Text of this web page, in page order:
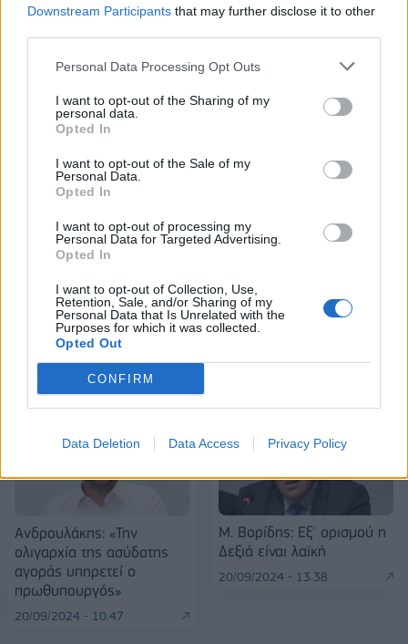
Downstream Participants that may further disclose it to other
Personal Data Processing Opt Outs
I want to opt-out of the Sharing of my
personal data.
Opted In
I want to opt-out of the Sale of my
Personal Data.
Opted In
I want to opt-out of processing my
Personal Data for Targeted Advertising.
Opted In
I want to opt-out of Collection, Use,
Retention, Sale, and/or Sharing of my
Personal Data that Is Unrelated with the
Purposes for which it was collected.
Opted Out
CONFIRM
Data Deletion Data Access Privacy Policy
Το FIAT 500 Hybrid τώρα από
Ατρόμητος και Novibet
συνεργασίας τους μέχρι το
18η συνεχόμενη χρονιά για τον ΟΤΕ στη διεθνή σειρά δεικτών
FTSE4Good
Alpha Bank: Για πρώτη φορά το Αρχαίο Θέατρο Επιδαύρου άνοιξε τις
πύλες του σε όλους
ΠΕΡΙΣΣΌΤΕΡΑ ΣΕ ΑΥΤΉ ΤΗΝ ΚΑΤΗΓΟΡΊΑ
Ανδρουλάκης: «Την
ολιγαρχία της ασύδοτης
αγοράς υπηρετεί ο
πρωθυπουργός»
20/09/2024 - 10:47
Μ. Βορίδης: Εξ' ορισμού η
Δεξιά είναι λαϊκή
20/09/2024 - 13:38